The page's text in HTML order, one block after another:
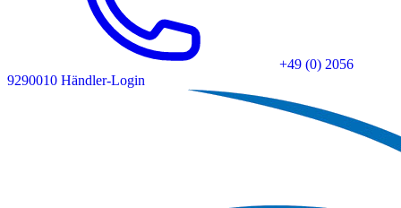
+49 (0) 2056
9290010 Händler-Login